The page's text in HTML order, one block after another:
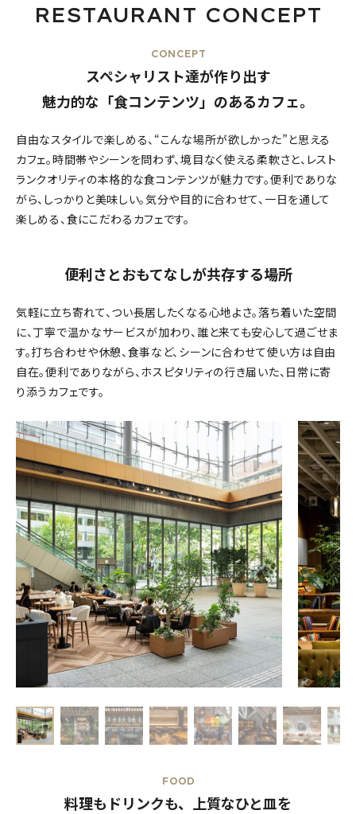
RESTAURANT CONCEPT
CONCEPT
スペシャリスト達が作り出す
魅力的な「食コンテンツ」のあるカフェ。
自由なスタイルで楽しめる、“こんな場所が欲しかった”と思える
カフェ。時間帯やシーンを問わず、境目なく使える柔軟さと、レスト
ランクオリティの本格的な食コンテンツが魅力です。便利でありな
がら、しっかりと美味しい。気分や目的に合わせて、一日を通して
楽しめる、食にこだわるカフェです。
便利さとおもてなしが共存する場所
気軽に立ち寄れて、つい長居したくなる心地よさ。落ち着いた空間
に、丁寧で温かなサービスが加わり、誰と来ても安心して過ごせま
す。打ち合わせや休憩、食事など、シーンに合わせて使い方は自由
自在。便利でありながら、ホスピタリティの行き届いた、日常に寄
り添うカフェです。
FOOD
料理もドリンクも、上質なひと皿を